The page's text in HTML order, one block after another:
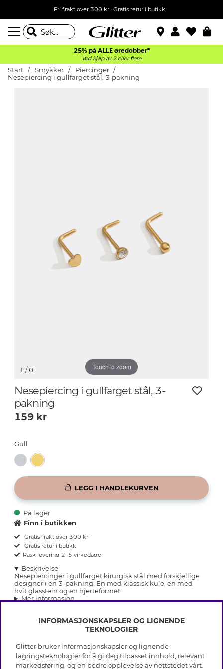
Fri frakt over 300 kr • Gratis retur i butikk
25% på ALLE øredobber*
Ved kjøp av 2 eller flere
Start Smykker
Piercinger
Nesepiercing i gullfarget stål, 3-pakning
Touch to zoom
1 / 0
Nesepiercing i gullfarget stål, 3-
pakning
159 kr
Gull
LEGG I HANDLEKURVEN
På lager
Finn i butikken
Gratis frakt over 300 kr
Gratis retur i butikk
Rask levering 2–5 virkedager
Beskrivelse
Nesepiercinger i gullfarget kirurgisk stål med forskjellige
designer i en 3-pakning. En med klassisk kule, en med
hvit glasstein og en hjerteformet.
Mer informasjon
INFO
INFORMASJONSKAPSLER OG LIGNENDE
TEKNOLOGIER
Glitter bruker informasjonskapsler og lignende
lagringsteknologier for å gi deg tilpasset innhold, relevant
markedsføring, og en bedre opplevelse av nettstedet vårt.